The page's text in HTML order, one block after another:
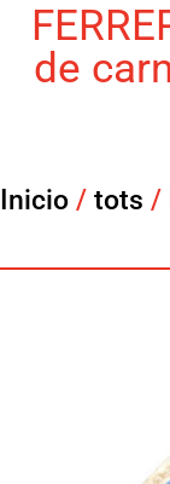
de
Inicio / tots /